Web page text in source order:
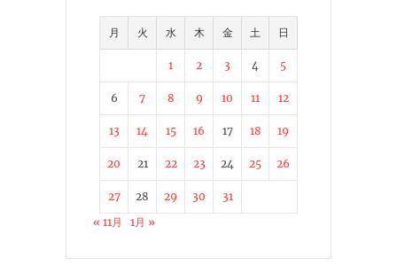
月 火 水 木 金 土 日
1 2 3 4 5
6 7 8 9 10 11 12
13 14 15 16 17 18 19
20 21 22 23 24 25 26
27 28 29 30
31
« 11月
1月 »